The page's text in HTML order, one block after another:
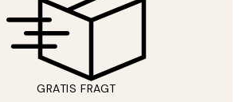
GRATIS FRAGT